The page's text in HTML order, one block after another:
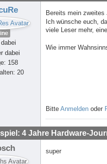
158
20
Bereits mein
Ich wünsche euch,
viele Leser mehr,
Wie immer
Bitte Anmelden oder
4 Jahre Hardware-
super